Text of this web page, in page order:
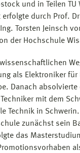
und in Teilen
erfolgte durch Prof.
Ing. Torsten Jeinsch
der Hochschule
als Elektroniker für
Danach
mit dem
Technik in
zunächst sein
das